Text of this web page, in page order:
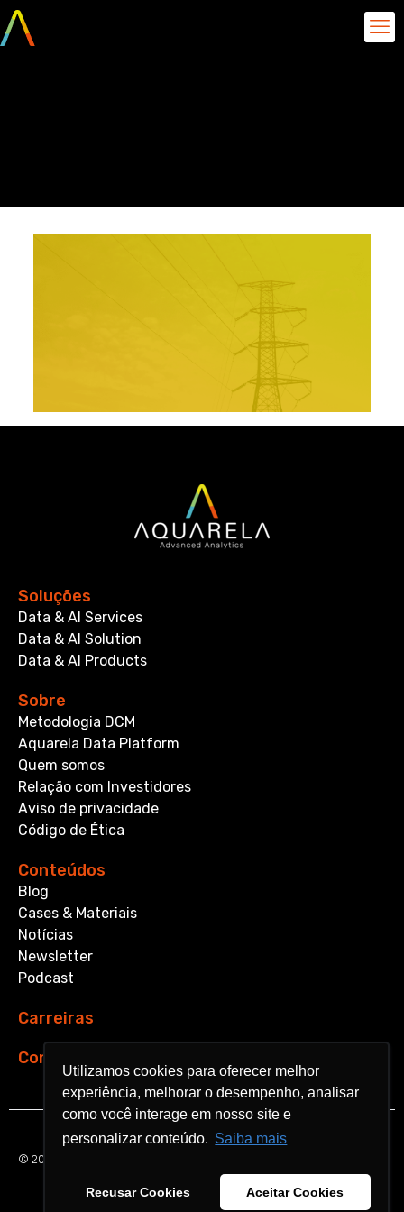
Utilizamos cookies para oferecer melhor
experiência, melhorar o desempenho, analisar
como você interage em nosso site e
personalizar conteúdo. Saiba mais
Recusar Cookies Aceitar Cookies
Utilizamos cookies para oferecer melhor
experiência, melhorar o desempenho, analisar
como você interage em nosso site e
personalizar conteúdo. Saiba mais
Recusar Cookies Aceitar Cookies
Soluções
Data & AI Services
Data & AI Solution
Data & AI Products
Sobre
Metodologia DCM
Aquarela Data Platform
Quem somos
Relação com Investidores
Aviso de privacidade
Código de Ética
Conteúdos
Blog
Cases & Materiais
Notícias
Newsletter
Podcast
Carreiras
Contato
© 2026 Aquarela Analytics. All rights reserved.